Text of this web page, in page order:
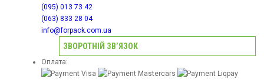
Блог
Договір публічної оферти
(095) 013 73 42
(063) 833 28 04
info@forpack.com.ua
ЗВОРОТНІЙ ЗВ’ЯЗОК
Оплата: